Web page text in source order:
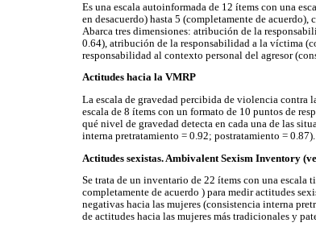
Es una escala autoinformada de 12 ítems con una
en desacuerdo) hasta 5 (completamente de
Abarca tres dimensiones: atribución de la
0.64), atribución de la responsabilidad a la víctima
responsabilidad al contexto personal del agresor
Actitudes hacia la VMRP
La escala de gravedad percibida de violencia contra
escala de 8 ítems con un formato de 10 puntos de
qué nivel de gravedad detecta en cada una de las
interna pretratamiento = 0.92; postratamiento = 0.87).
Actitudes sexistas. Ambivalent Sexism Inventory
Se trata de un inventario de 22 ítems con una escala
completamente de acuerdo ) para medir actitudes
negativas hacia las mujeres (consistencia interna
de actitudes hacia las mujeres más tradicionales y